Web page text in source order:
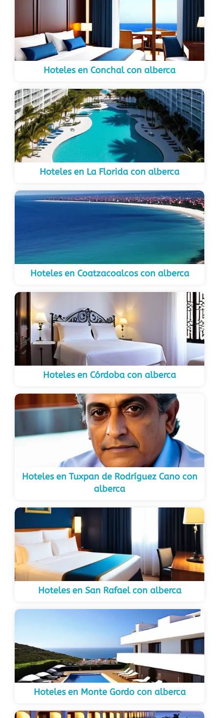
Hoteles en Conchal con alberca
Hoteles en La Florida con alberca
Hoteles en Coatzacoalcos con alberca
Hoteles en Córdoba con alberca
Hoteles en Tuxpan de Rodríguez Cano con
alberca
Hoteles en San Rafael con alberca
Hoteles en Monte Gordo con alberca